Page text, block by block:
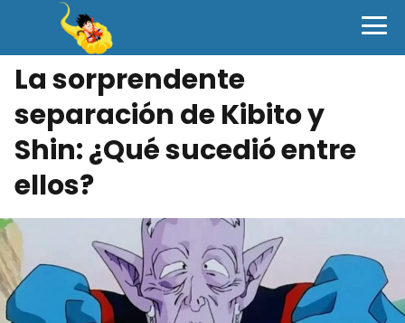
La sorprendente
separación de Kibito y
Shin: ¿Qué sucedió entre
ellos?